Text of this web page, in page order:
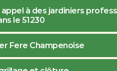
à des jardiniers
le 51230
Fere Champenoise